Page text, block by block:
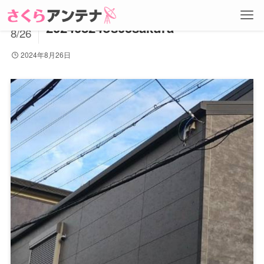
20240824os03sakura
2024
8/26
2024年8月26日